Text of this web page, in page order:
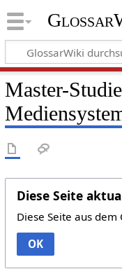
Master-
Diese Seite
Diese Seite aus dem
OK